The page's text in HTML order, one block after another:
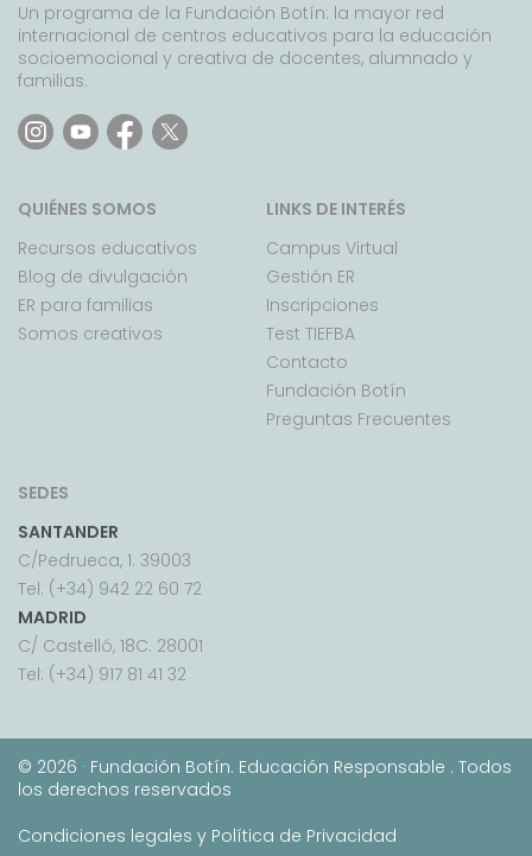
Un programa de la Fundación Botín: la mayor red
internacional de centros educativos para la educación
socioemocional y creativa de docentes, alumnado y
familias.
QUIÉNES SOMOS
Recursos educativos
Blog de divulgación
ER para familias
Somos creativos
LINKS DE INTERÉS
Campus Virtual
Gestión ER
Inscripciones
Test TIEFBA
Contacto
Fundación Botín
Preguntas Frecuentes
SEDES
SANTANDER
C/Pedrueca, 1. 39003
Tel: (+34) 942 22 60 72
MADRID
C/ Castelló, 18C. 28001
Tel: (+34) 917 81 41 32
Condiciones legales y Política de Privacidad
© 2026 · Fundación Botín. Educación Responsable . Todos
los derechos reservados